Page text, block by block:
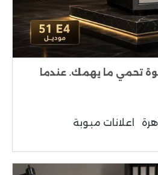
قوة تحمي ما يهمك. عندما
اعلانات مبوبة